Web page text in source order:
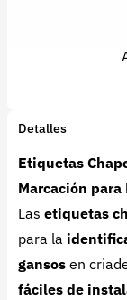
Detalles
Etiquetas
Marcación
Las etiquetas
para la
gansos en
fáciles de